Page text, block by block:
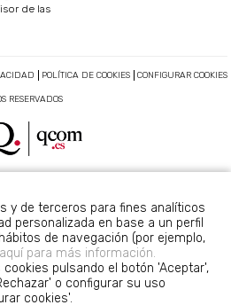
de las
POLÍTICA DE COOKIES CONFIGURAR COOKIES
RESERVADOS
y de terceros para fines analíticos
personalizada en base a un perfil
de navegación (por ejemplo,
para más información.
pulsando el botón 'Aceptar',
o configurar su uso
cookies'.